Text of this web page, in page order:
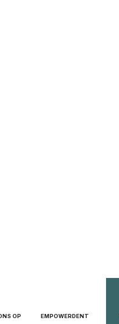
OP EMPOWERDENT